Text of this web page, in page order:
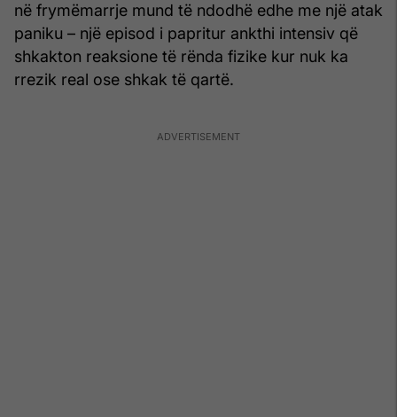
në frymëmarrje mund të ndodhë edhe me një atak
paniku – një episod i papritur ankthi intensiv që
shkakton reaksione të rënda fizike kur nuk ka
rrezik real ose shkak të qartë.